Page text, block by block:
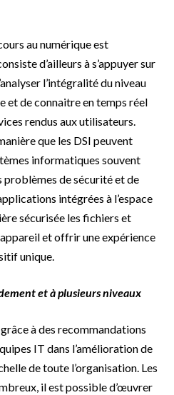
au numérique est
d’ailleurs à s’appuyer sur
l’intégralité du niveau
et de connaitre en temps réel
rendus aux utilisateurs.
que les DSI peuvent
informatiques souvent
de sécurité et de
intégrées à l’espace
sécurisée les fichiers et
et offrir une expérience
unique.
et à plusieurs niveaux
à des recommandations
IT dans l’amélioration de
de toute l’organisation. Les
il est possible d’œuvrer